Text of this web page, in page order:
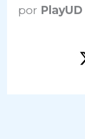
por PlayUD